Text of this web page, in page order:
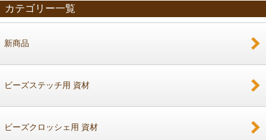
カテゴリー一覧
新商品
ビーズステッチ用 資材
ビーズクロッシェ用 資材